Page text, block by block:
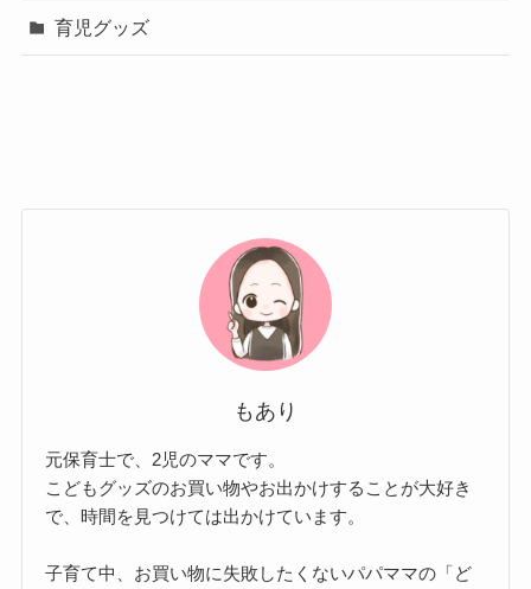
育児グッズ
もあり
元保育士で、2児のママです。
こどもグッズのお買い物やお出かけすることが大好き
で、時間を見つけては出かけています。
子育て中、お買い物に失敗したくないパパママの「ど